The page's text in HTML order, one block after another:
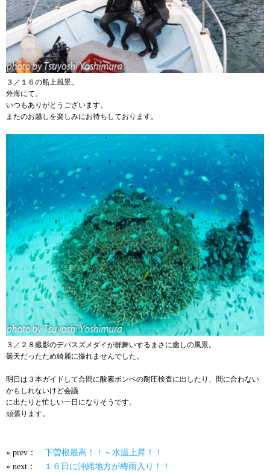
３／１６の船上風景。
外海にて。
いつもありがとうございます。
またのお越しを楽しみにお待ちしております。
３／２８撮影のデバスズメダイが群舞いするまさに癒しの風景。
曇天だったため綺麗に撮れませんでした。
明日は３本ガイドして合間に酸素ボンベの耐圧検査に出したり、間に合わない
かもしれないけど会議
に出たりと忙しい一日になりそうです。
頑張ります。
« prev： 下曽根最高！！～水温上昇！！
» next：
１６日に沖縄地方が梅雨入り！！